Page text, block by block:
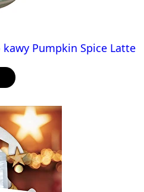
Pumpkin Spice Latte